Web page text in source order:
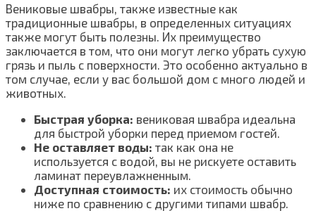
Вениковые швабры, также известные как
традиционные швабры, в определенных ситуациях
также могут быть полезны. Их преимущество
заключается в том, что они могут легко убрать сухую
грязь и пыль с поверхности. Это особенно актуально в
том случае, если у вас большой дом с много людей и
животных.
Быстрая уборка: вениковая швабра идеальна
для быстрой уборки перед приемом гостей.
Не оставляет воды: так как она не
используется с водой, вы не рискуете оставить
ламинат переувлажненным.
Доступная стоимость: их стоимость обычно
ниже по сравнению с другими типами швабр.